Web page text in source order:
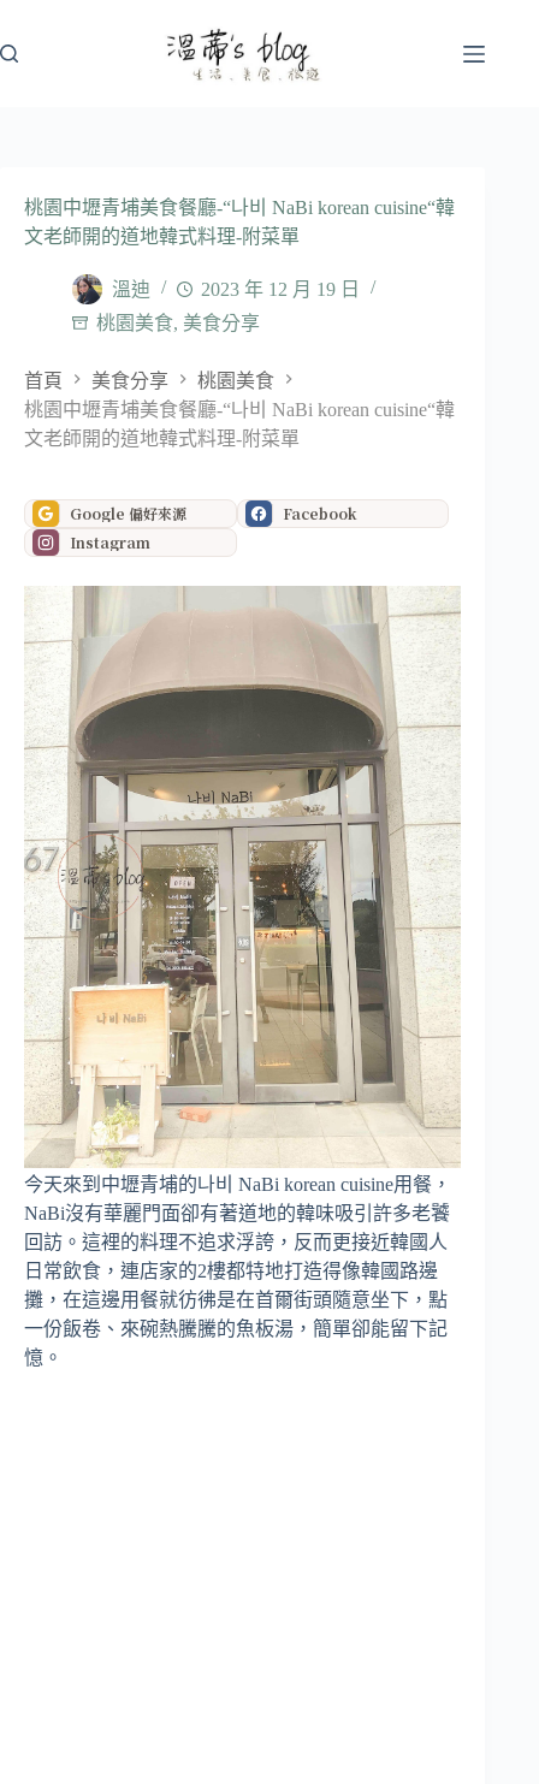
至
桃園中壢青埔美食餐廳-“나비 NaBi korean cuisine“韓
文老師開的道地韓式料理-附菜單
溫迪
2023 年 12 月 19 日
桃園美食, 美食分享
首頁 美食分享
桃園美食
桃園中壢青埔美食餐廳-“나비 NaBi korean cuisine“韓
文老師開的道地韓式料理-附菜單
Google 偏好來源
Facebook
Instagram
今天來到中壢青埔的나비 NaBi korean cuisine用餐，
NaBi沒有華麗門面卻有著道地的韓味吸引許多老饕
回訪。這裡的料理不追求浮誇，反而更接近韓國人
日常飲食，連店家的2樓都特地打造得像韓國路邊
攤，在這邊用餐就彷彿是在首爾街頭隨意坐下，點
一份飯卷、來碗熱騰騰的魚板湯，簡單卻能留下記
憶。